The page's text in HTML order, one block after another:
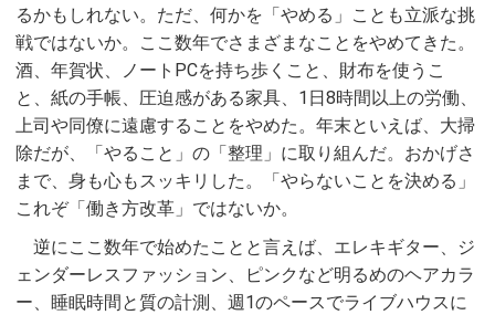
るかもしれない。ただ、何かを「やめる」ことも立派な挑
戦ではないか。ここ数年でさまざまなことをやめてきた。
酒、年賀状、ノートPCを持ち歩くこと、財布を使うこ
と、紙の手帳、圧迫感がある家具、1日8時間以上の労働、
上司や同僚に遠慮することをやめた。年末といえば、大掃
除だが、「やること」の「整理」に取り組んだ。おかげさ
まで、身も心もスッキリした。「やらないことを決める」
これぞ「働き方改革」ではないか。
逆にここ数年で始めたことと言えば、エレキギター、ジ
ェンダーレスファッション、ピンクなど明るめのヘアカラ
ー、睡眠時間と質の計測、週1のペースでライブハウスに